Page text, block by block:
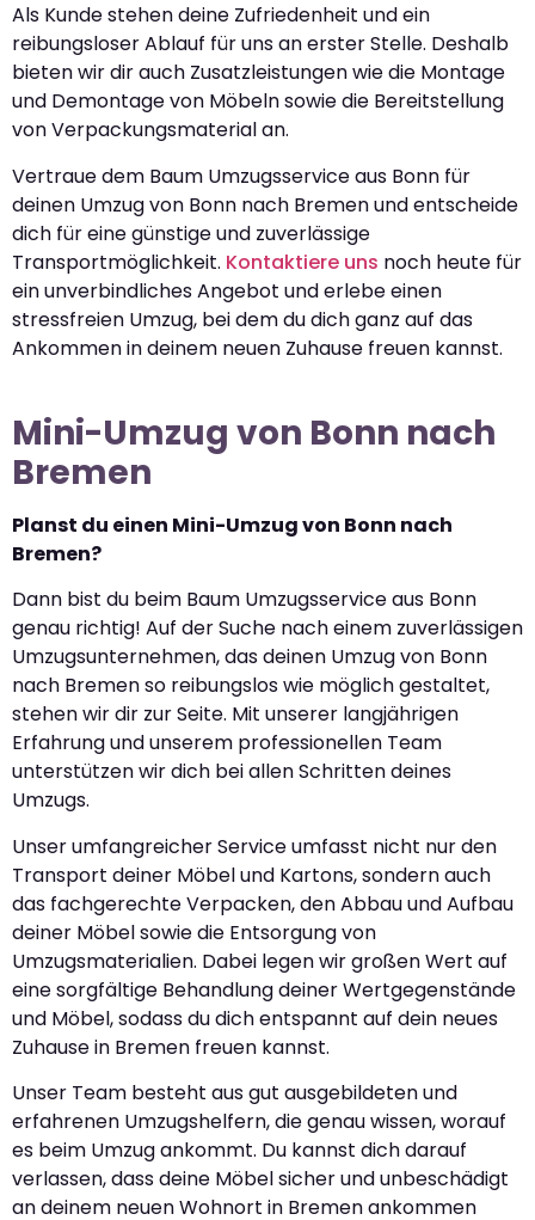
Als Kunde stehen deine Zufriedenheit und ein
reibungsloser Ablauf für uns an erster Stelle. Deshalb
bieten wir dir auch Zusatzleistungen wie die Montage
und Demontage von Möbeln sowie die Bereitstellung
von Verpackungsmaterial an.
Vertraue dem Baum Umzugsservice aus Bonn für
deinen Umzug von Bonn nach Bremen und entscheide
dich für eine günstige und zuverlässige
Transportmöglichkeit. Kontaktiere uns noch heute für
ein unverbindliches Angebot und erlebe einen
stressfreien Umzug, bei dem du dich ganz auf das
Ankommen in deinem neuen Zuhause freuen kannst.
Mini-Umzug von Bonn nach
Bremen
Planst du einen Mini-Umzug von Bonn nach
Bremen?
Dann bist du beim Baum Umzugsservice aus Bonn
genau richtig! Auf der Suche nach einem zuverlässigen
Umzugsunternehmen, das deinen Umzug von Bonn
nach Bremen so reibungslos wie möglich gestaltet,
stehen wir dir zur Seite. Mit unserer langjährigen
Erfahrung und unserem professionellen Team
unterstützen wir dich bei allen Schritten deines
Umzugs.
Unser umfangreicher Service umfasst nicht nur den
Transport deiner Möbel und Kartons, sondern auch
das fachgerechte Verpacken, den Abbau und Aufbau
deiner Möbel sowie die Entsorgung von
Umzugsmaterialien. Dabei legen wir großen Wert auf
eine sorgfältige Behandlung deiner Wertgegenstände
und Möbel, sodass du dich entspannt auf dein neues
Zuhause in Bremen freuen kannst.
Unser Team besteht aus gut ausgebildeten und
erfahrenen Umzugshelfern, die genau wissen, worauf
es beim Umzug ankommt. Du kannst dich darauf
verlassen, dass deine Möbel sicher und unbeschädigt
an deinem neuen Wohnort in Bremen ankommen